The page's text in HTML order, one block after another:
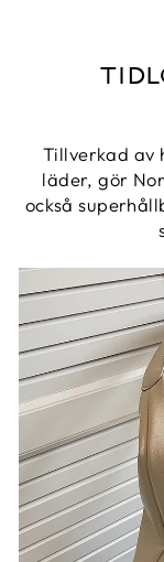
Tillverkad av
läder, gör
också